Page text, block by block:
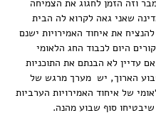
2 לדצמבר וזה הזמן לחגוג את הצמיחה
שאני גאה לקרוא לה הבית
את איחוד האמירויות ישנם
היום לכבוד החג הלאומי
אם עדיין לא הבנתם את התוכניות
הארוך, יש  מערך מרגש של
של איחוד האמירויות הערביות